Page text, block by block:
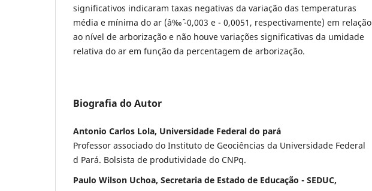
significativos indicaram taxas negativas da variação das temperaturas
média e mínima do ar (â‰ˆ -0,003 e - 0,0051, respectivamente) em relação
ao nível de arborização e não houve variações significativas da umidade
relativa do ar em função da percentagem de arborização.
Biografia do Autor
Antonio Carlos Lola, Universidade Federal do pará
Professor associado do Instituto de Geociências da Universidade Federal
d Pará. Bolsista de produtividade do CNPq.
Paulo Wilson Uchoa, Secretaria de Estado de Educação - SEDUC,